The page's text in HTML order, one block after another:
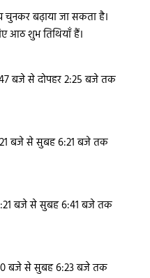
चुनकर बढ़ाया जा सकता है।
आठ शुभ तिथियाँ हैं।
बजे से दोपहर 2:25 बजे तक
बजे से सुबह 6:21 बजे तक
बजे से सुबह 6:41 बजे तक
बजे से सुबह 6:23 बजे तक